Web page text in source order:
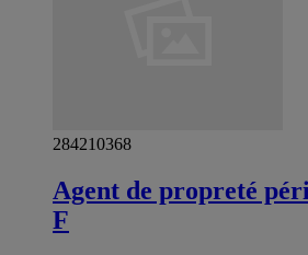
284210368
Agent de propreté
F